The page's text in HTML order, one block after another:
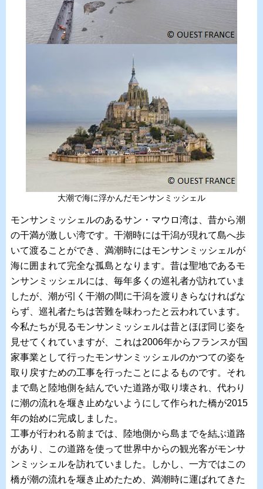
大潮で海に浮かんだモンサンミッシェル
モンサンミッシェルのあるサン・マウロ湾は、昔から潮
の干満が激しい湾です。干潮時には干潟が現れて島へ歩
いて渡ることができ、満潮時にはモンサンミッシェルが
海に囲まれて完全な孤島となります。昔は聖地であるモ
ンサンミッシェルには、毎年多くの巡礼者が訪れていま
したが、潮が引く干潮の間に干潟を渡りきらなければな
らず、巡礼者たちは苦難を味わったと云われています。
今私たちが見るモンサンミッシェルは昔とほぼ同じ姿を
見せてくれていますが、これは2006年からフランスが国
家事業として行ったモンサンミッシェルのかつての姿を
取り戻すための工事を行ったことによるものです。それ
まで島と陸地側を結んでいた道路が取り壊され、代わり
に潮の流れを堰き止めないようにして作られた橋が2015
年の始めに完成しました。
工事が行われる前までは、陸地側から島までを結ぶ道路
があり、この道路を使って世界中からの観光客がモンサ
ンミッシェルを訪れていました。しかし、一方ではこの
橋が潮の流れを堰き止めたため、満潮時に運ばれてきた